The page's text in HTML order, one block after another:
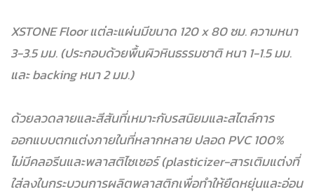
XSTONE Floor แต่ละแผ่นมีขนาด 120 x 80 ซม. ความหนา
3-3.5 มม. (ประกอบด้วยพื้นผิวหินธรรมชาติ หนา 1-1.5 มม.
และ backing หนา 2 มม.)
ด้วยลวดลายและสีสันที่เหมาะกับรสนิยมและสไตล์การ
ออกแบบตกแต่งภายในที่หลากหลาย ปลอด PVC 100%
ไม่มีคลอรีนและพลาสติไซเซอร์ (plasticizer-สารเติมแต่งที่
ใส่ลงในกระบวนการผลิตพลาสติกเพื่อทำให้ยืดหยุ่นและอ่อน